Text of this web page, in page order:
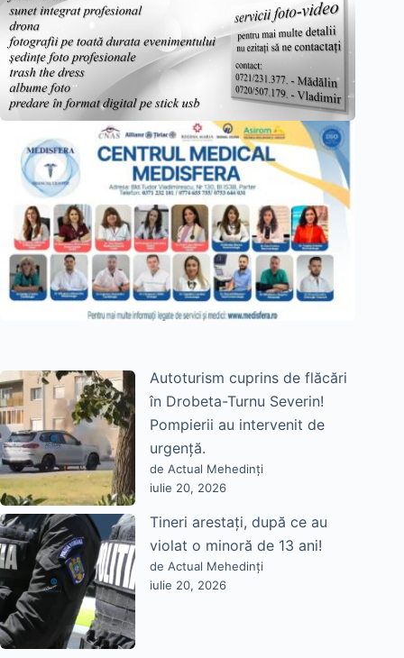
Autoturism cuprins de flăcări
în Drobeta-Turnu Severin!
Pompierii au intervenit de
urgență.
de Actual Mehedinți
iulie 20, 2026
Tineri arestați, după ce au
violat o minoră de 13 ani!
de Actual Mehedinți
iulie 20, 2026